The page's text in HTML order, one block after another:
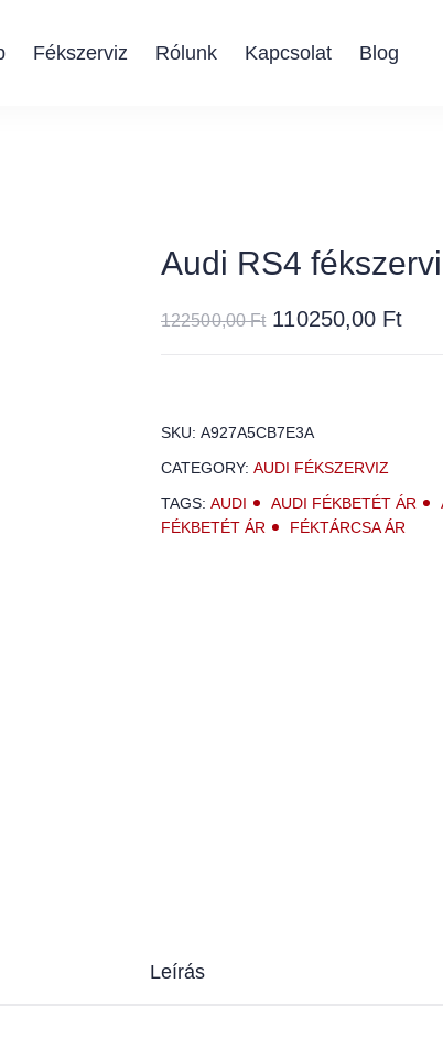
Fékszerviz Rólunk Kapcsolat Blog
Audi RS4
122500,00Ft 110250,00 Ft
SKU: A927A5CB7E3A
CATEGORY: AUDI FÉKSZERVIZ
TAGS: AUDI AUDI FÉKBETÉT ÁR
FÉKBETÉT ÁR
FÉKTÁRCSA ÁR
Leírás